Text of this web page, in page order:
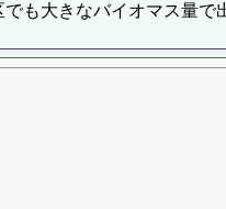
も大きなバイオマス量で